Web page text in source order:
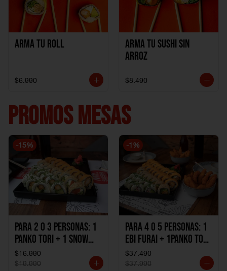
Arma Tu Roll
$6.990
Arma tu Sushi sin
Arroz
$8.490
PROMOS MESAS
-15%
Para 2 o 3 personas: 1
Panko Tori + 1 Snow
Ebi Cheese + 1
California Sake Cheese
$16.990
$19.990
-1 %
Para 4 o 5 personas: 1
Ebi Furai + 1Panko Tori
+ 1Snow Kani +
1California Sake +
$37.490
$37.990